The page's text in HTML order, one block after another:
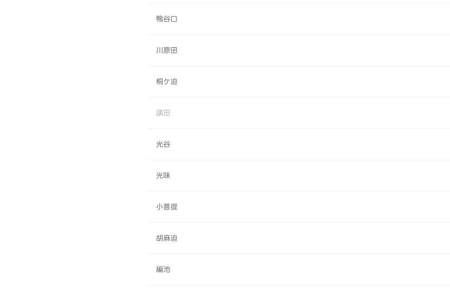
鴨谷口
川原田
桐ケ迫
講田
光谷
光味
小菩提
胡麻迫
編池